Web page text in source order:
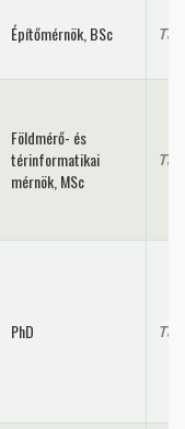
Építőmérnök, BSc
Földmérő- és
térinformatikai
mérnök, MSc
PhD